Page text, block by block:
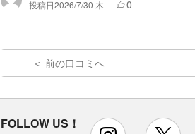
投稿日2026/7/30 木 0
前の口コミへ
FOLLOW US！ instagram